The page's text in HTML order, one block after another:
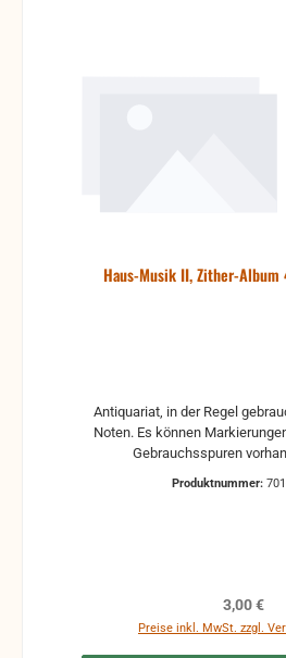
Haus-Musik II, Zither-
Noten. Es können
Produktnummer:
Regulärer
3,00 €
Preise inkl. MwSt. zzgl.